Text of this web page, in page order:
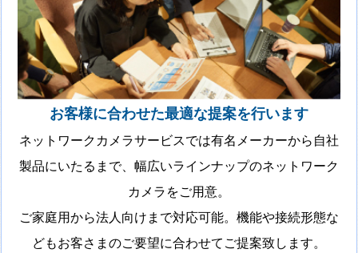
お客様に合わせた最適な提案を行います
ネットワークカメラサービスでは有名メーカーから自社
製品にいたるまで、幅広いラインナップのネットワーク
カメラをご用意。
ご家庭用から法人向けまで対応可能。機能や接続形態な
どもお客さまのご要望に合わせてご提案致します。